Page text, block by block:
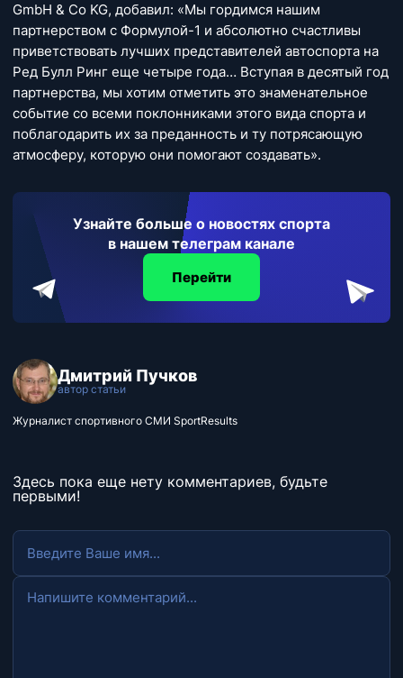
GmbH & Co KG, добавил: «Мы гордимся нашим
партнерством с Формулой-1 и абсолютно счастливы
приветствовать лучших представителей автоспорта на
Ред Булл Ринг еще четыре года… Вступая в десятый год
партнерства, мы хотим отметить это знаменательное
событие со всеми поклонниками этого вида спорта и
поблагодарить их за преданность и ту потрясающую
атмосферу, которую они помогают создавать».
Узнайте больше о новостях спорта
в нашем телеграм канале
Перейти
Дмитрий Пучков
автор статьи
Журналист спортивного СМИ SportResults
Здесь пока еще нету комментариев, будьте
первыми!